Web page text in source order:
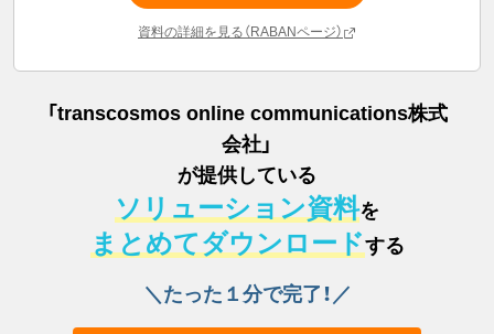
資料の詳細を見る（RABANページ）
「 transcosmos online communications株式
会社 」
が提供している
ソリューション資料を
まとめてダウンロードする
＼たった１分で完了！／